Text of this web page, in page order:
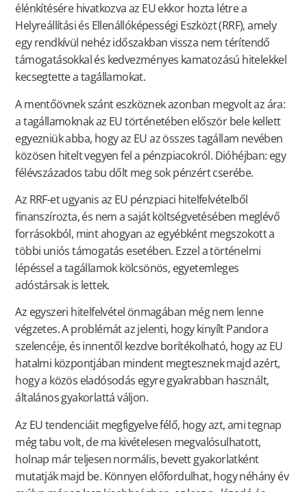
élénkítésére hivatkozva az EU ekkor hozta létre a
Helyreállítási és Ellenállóképességi Eszközt (RRF), amely
egy rendkívül nehéz időszakban vissza nem térítendő
támogatásokkal és kedvezményes kamatozású hitelekkel
kecsegtette a tagállamokat.
A mentőövnek szánt eszköznek azonban megvolt az ára:
a tagállamoknak az EU történetében először bele kellett
egyezniük abba, hogy az EU az összes tagállam nevében
közösen hitelt vegyen fel a pénzpiacokról. Dióhéjban: egy
félévszázados tabu dőlt meg sok pénzért cserébe.
Az RRF-et ugyanis az EU pénzpiaci hitelfelvételből
finanszírozta, és nem a saját költségvetésében meglévő
forrásokból, mint ahogyan az egyébként megszokott a
többi uniós támogatás esetében. Ezzel a történelmi
lépéssel a tagállamok kölcsönös, egyetemleges
adóstársak is lettek.
Az egyszeri hitelfelvétel önmagában még nem lenne
végzetes. A problémát az jelenti, hogy kinyílt Pandora
szelencéje, és innentől kezdve borítékolható, hogy az EU
hatalmi központjában mindent megtesznek majd azért,
hogy a közös eladósodás egyre gyakrabban használt,
általános gyakorlattá váljon.
Az EU tendenciáit megfigyelve félő, hogy azt, ami tegnap
még tabu volt, de ma kivételesen megvalósulhatott,
holnap már teljesen normális, bevett gyakorlatként
mutatják majd be. Könnyen előfordulhat, hogy néhány év